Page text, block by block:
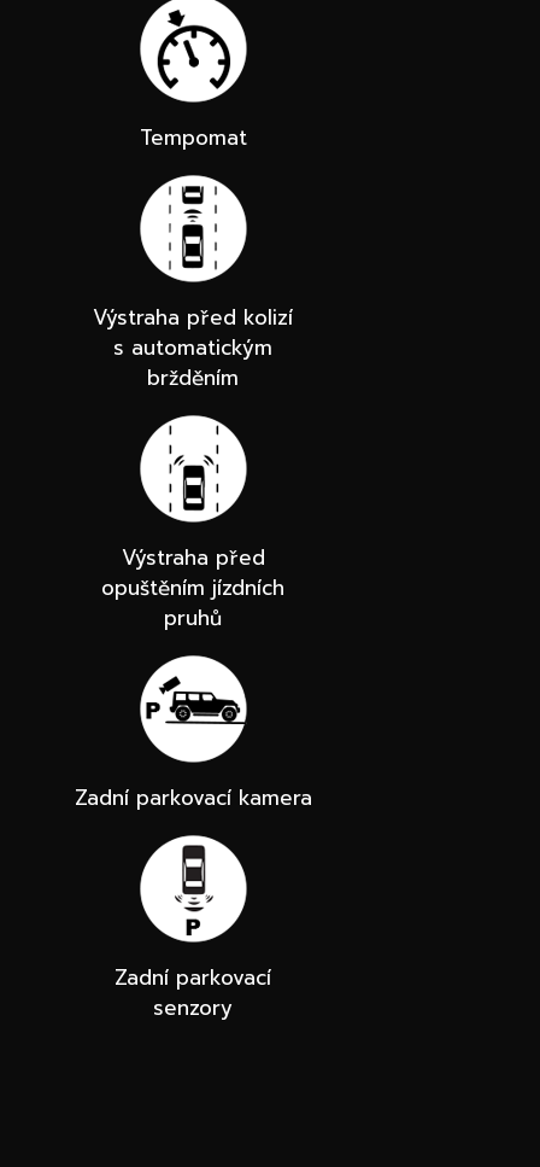
Tempomat
Výstraha před kolizí
s automatickým
bržděním
Výstraha před
opuštěním jízdních
pruhů
Zadní parkovací kamera
Zadní parkovací
senzory